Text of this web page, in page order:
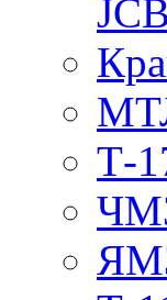
JCB
Т-